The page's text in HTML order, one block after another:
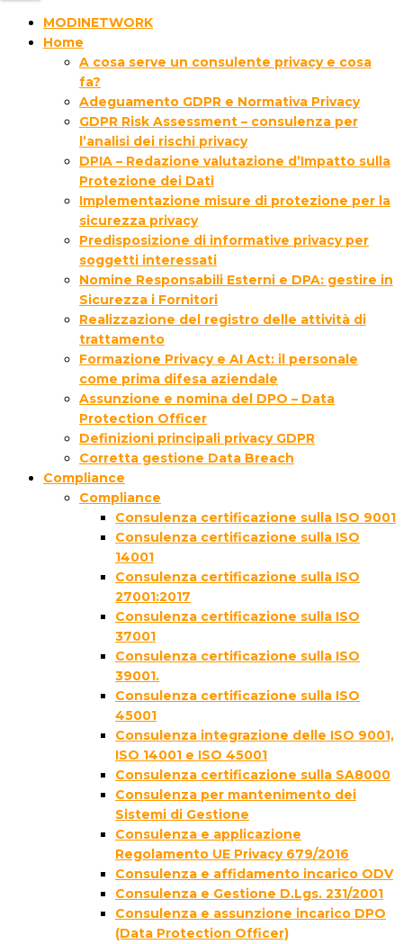
MODINETWORK
Home
A cosa serve un consulente privacy e cosa
fa?
Adeguamento GDPR e Normativa Privacy
GDPR Risk Assessment – consulenza per
l’analisi dei rischi privacy
DPIA – Redazione valutazione d’Impatto sulla
Protezione dei Dati
Implementazione misure di protezione per la
sicurezza privacy
Predisposizione di informative privacy per
soggetti interessati
Nomine Responsabili Esterni e DPA: gestire in
Sicurezza i Fornitori
Realizzazione del registro delle attività di
trattamento
Formazione Privacy e AI Act: il personale
come prima difesa aziendale
Assunzione e nomina del DPO – Data
Protection Officer
Definizioni principali privacy GDPR
Corretta gestione Data Breach
Compliance
Compliance
Consulenza certificazione sulla ISO 9001
Consulenza certificazione sulla ISO
14001
Consulenza certificazione sulla ISO
27001:2017
Consulenza certificazione sulla ISO
37001
Consulenza certificazione sulla ISO
39001.
Consulenza certificazione sulla ISO
45001
Consulenza integrazione delle ISO 9001,
ISO 14001 e ISO 45001
Consulenza certificazione sulla SA8000
Consulenza per mantenimento dei
Sistemi di Gestione
Consulenza e applicazione
Regolamento UE Privacy 679/2016
Consulenza e affidamento incarico ODV
Consulenza e Gestione D.Lgs. 231/2001
Consulenza e assunzione incarico DPO
(Data Protection Officer)